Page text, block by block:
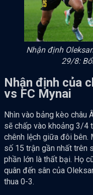
Nhận định
29/8:
Nhận định của
vs FC Mynai
Nhìn vào bảng kèo châu
sẽ chấp vào khoảng 3/4
chênh lệch giữa đôi bên.
số 15 trận gần nhất trên
phần lớn là thất bại. Họ
quân đến sân của
thua 0-3.